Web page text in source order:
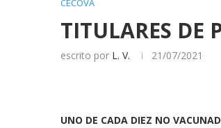
CECOVA
TITULARES DE
escrito por L. V. 21/07/2021
UNO DE CADA DIEZ NO